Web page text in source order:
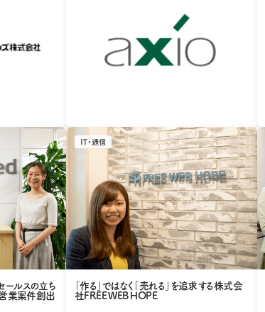
ールスの立ち
営業案件創出
IT・通信
「作る」ではなく「売れる」を追求する株式会
社FREE WEB HOPE